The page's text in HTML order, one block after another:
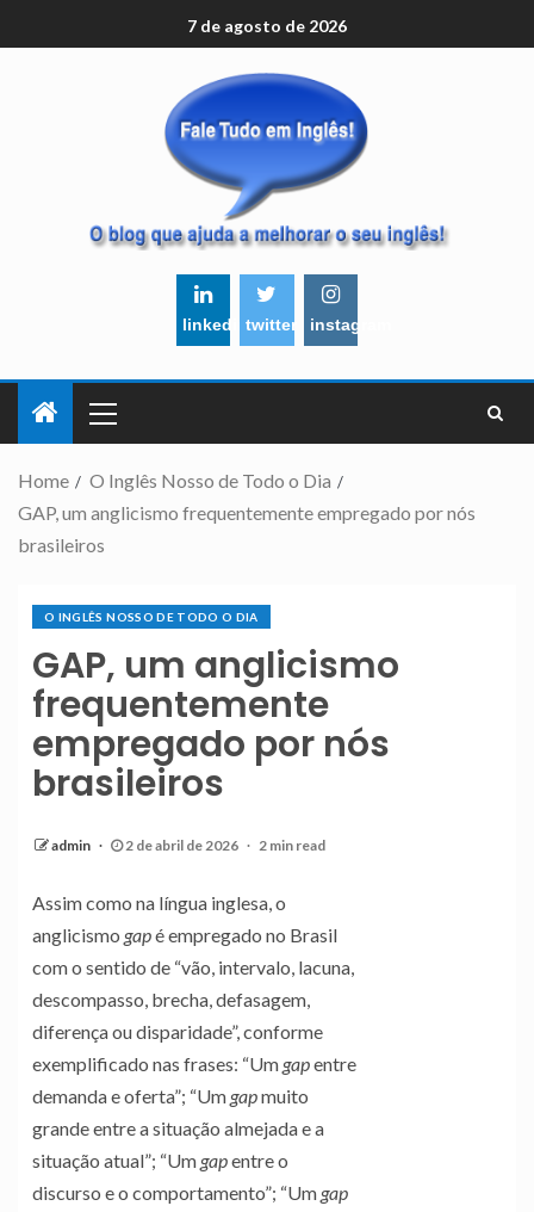
7 de agosto de 2026
linkedintwitter instagram
Home
O Inglês Nosso de Todo o Dia
GAP, um anglicismo frequentemente empregado por nós
brasileiros
O INGLÊS NOSSO DE TODO O DIA
GAP, um anglicismo
frequentemente
empregado por nós
brasileiros
admin 2 de abril de 2026 2 min read
Assim como na língua inglesa, o
anglicismo gapé empregado no Brasil
com o sentido de “vão, intervalo, lacuna,
descompasso, brecha, defasagem,
diferença ou disparidade”, conforme
exemplificado nas frases: “Um gapentre
demanda e oferta”; “Um gapmuito
grande entre a situação almejada e a
situação atual”; “Um gapentre o
discurso e o comportamento”; “Um gap